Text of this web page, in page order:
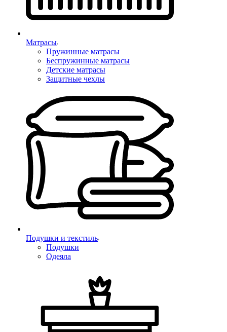
Матрасы
Пружинные матрасы
Беспружинные матрасы
Детские матрасы
Защитные чехлы
Подушки и текстиль
Подушки
Одеяла